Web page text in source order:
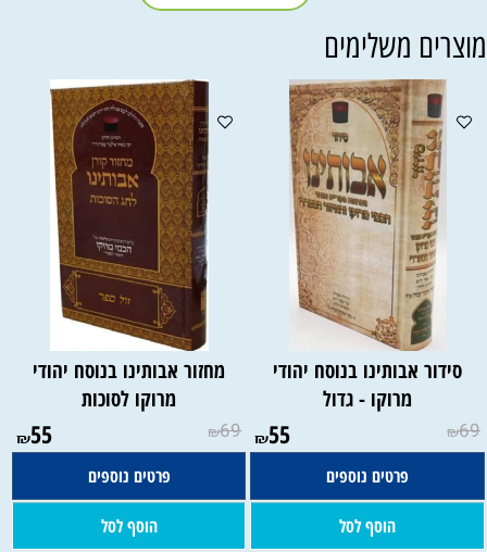
משלימים
סידור אבותינו בנוסח יהודי
מרוקו - גדול
₪69
₪55
פרטים נוספים
הוסף לסל
מחזור אבותינו בנוסח יהודי
מרוקו לסוכות
₪69
₪55
פרטים נוספים
הוסף לסל